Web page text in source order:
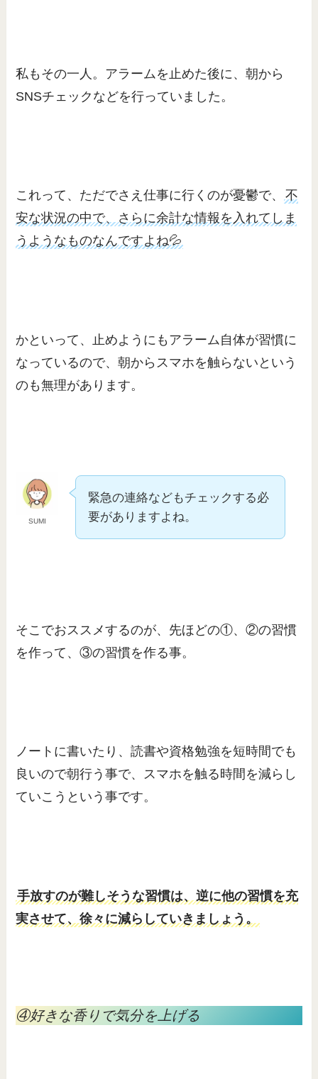
私もその一人。アラームを止めた後に、朝から
SNSチェックなどを行っていました。
これって、ただでさえ仕事に行くのが憂鬱で、 不
安な状況の中で、さらに余計な情報を入れてしま
うようなものなんですよね💦
かといって、止めようにもアラーム自体が習慣に
なっているので、朝からスマホを触らないという
のも無理があります。
SUMI
緊急の連絡などもチェックする必
要がありますよね。
そこでおススメするのが、先ほどの①、②の習慣
を作って、③の習慣を作る事。
ノートに書いたり、読書や資格勉強を短時間でも
良いので朝行う事で、スマホを触る時間を減らし
ていこうという事です。
手放すのが難しそうな習慣は、逆に他の習慣を充
実させて、徐々に減らしていきましょう。
④好きな香りで気分を上げる